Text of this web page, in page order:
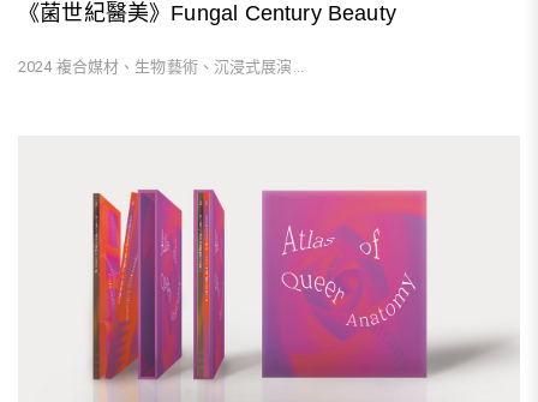
《菌世紀醫美》Fungal Century Beauty
2024 複合媒材、生物藝術、沉浸式展演...